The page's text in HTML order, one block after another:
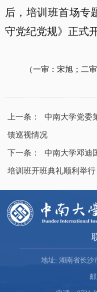
后，培训班首场专
守党纪党规》正式开
（一审：宋旭；二
上一条： 中南大学党委
馈巡视情况
下一条： 中南大学邓迪
培训班开班典礼顺利举行
地址: 湖南省长沙
邮政